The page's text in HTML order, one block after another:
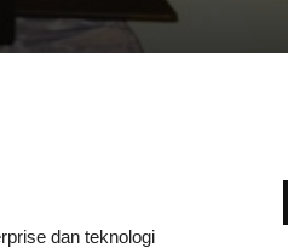
dan teknologi